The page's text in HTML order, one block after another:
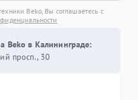
Beko, Вы соглашаетесь с
Beko в Калининграде:
просп., 30